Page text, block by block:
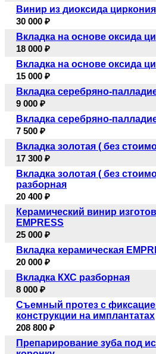
Винир из диоксида циркония
30 000 ₽
Вкладка на основе оксида
18 000 ₽
Вкладка на основе оксида
15 000 ₽
Вкладка серебряно-
9 000 ₽
Вкладка серебряно-
7 500 ₽
Вкладка золотая ( без
17 300 ₽
Вкладка золотая ( без
разборная
20 400 ₽
Керамический винир
EMPRESS
25 000 ₽
Вкладка керамическая
20 000 ₽
Вкладка КХС разборная
8 000 ₽
Съемный протез с
конструкции на имплантатах
208 800 ₽
Препарирование зуба под